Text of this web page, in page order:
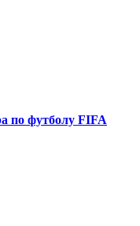
по футболу FIFA